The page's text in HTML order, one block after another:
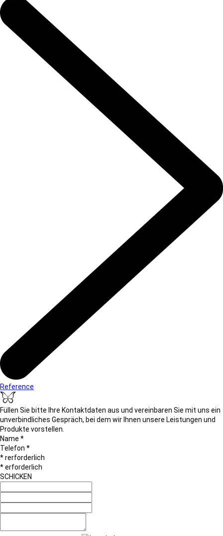
Reference
Füllen Sie bitte Ihre Kontaktdaten aus und vereinbaren Sie mit uns ein
unverbindliches Gespräch, bei dem wir Ihnen unsere Leistungen und
Produkte vorstellen.
Name *
Telefon *
* rerforderlich
* erforderlich
SCHICKEN